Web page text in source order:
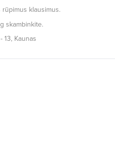
rūpimus klausimus.
skambinkite.
13, Kaunas